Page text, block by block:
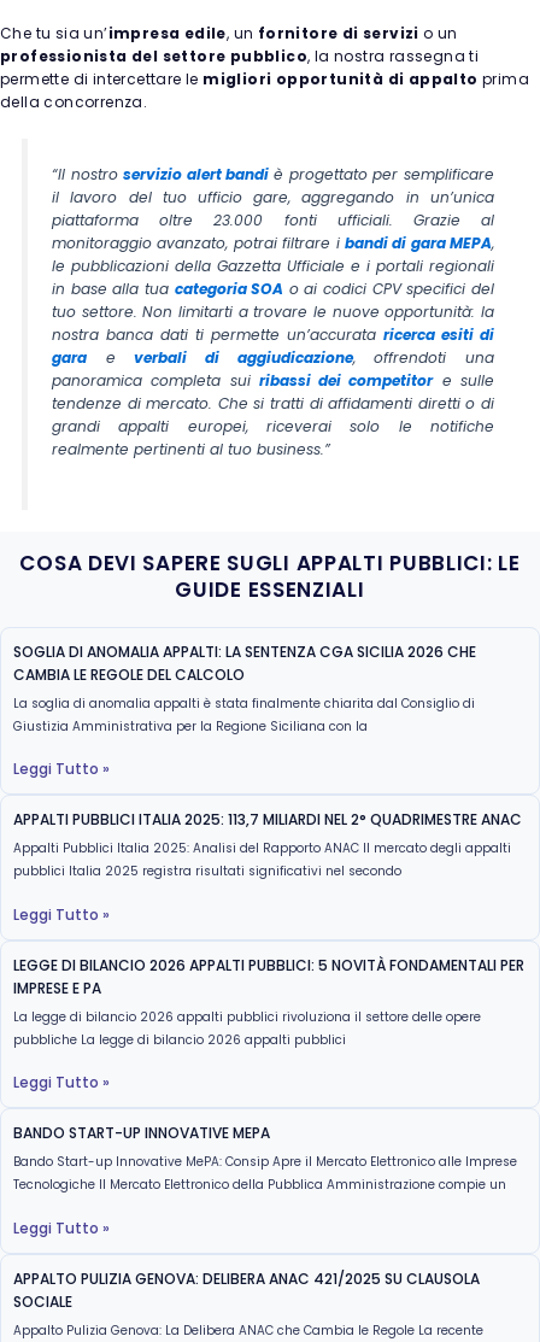
Che tu sia un’impresa edile, un fornitore di servizi o un
professionista del settore pubblico, la nostra rassegna ti
permette di intercettare le migliori opportunità di appalto prima
della concorrenza.
“Il nostroservizio alert bandi è progettato per semplificare
il lavoro del tuo ufficio gare, aggregando in un’unica
piattaforma oltre 23.000 fonti ufficiali. Grazie al
monitoraggio avanzato, potrai filtrare i bandi di gara MEPA,
le pubblicazioni della Gazzetta Ufficiale e i portali regionali
in base alla tua categoria SOA o ai codici CPV specifici del
tuo settore. Non limitarti a trovare le nuove opportunità: la
nostra banca dati ti permette un’accurata ricerca esiti di
gara everbali di aggiudicazione, offrendoti una
panoramica completa sui ribassi dei competitore sulle
tendenze di mercato. Che si tratti di affidamenti diretti o di
grandi appalti europei, riceverai solo le notifiche
realmente pertinenti al tuo business.”
COSA DEVI SAPERE SUGLI APPALTI PUBBLICI: LE
GUIDE ESSENZIALI
SOGLIA DI ANOMALIA APPALTI: LA SENTENZA CGA SICILIA 2026 CHE
CAMBIA LE REGOLE DEL CALCOLO
La soglia di anomalia appalti è stata finalmente chiarita dal Consiglio di
Giustizia Amministrativa per la Regione Siciliana con la
Leggi Tutto »
APPALTI PUBBLICI ITALIA 2025: 113,7 MILIARDI NEL 2° QUADRIMESTRE ANAC
Appalti Pubblici Italia 2025: Analisi del Rapporto ANAC Il mercato degli appalti
pubblici Italia 2025 registra risultati significativi nel secondo
Leggi Tutto »
LEGGE DI BILANCIO 2026 APPALTI PUBBLICI: 5 NOVITÀ FONDAMENTALI PER
IMPRESE E PA
La legge di bilancio 2026 appalti pubblici rivoluziona il settore delle opere
pubbliche La legge di bilancio 2026 appalti pubblici
Leggi Tutto »
BANDO START-UP INNOVATIVE MEPA
Bando Start-up Innovative MePA: Consip Apre il Mercato Elettronico alle Imprese
Tecnologiche Il Mercato Elettronico della Pubblica Amministrazione compie un
Leggi Tutto »
APPALTO PULIZIA GENOVA: DELIBERA ANAC 421/2025 SU CLAUSOLA
SOCIALE
Appalto Pulizia Genova: La Delibera ANAC che Cambia le Regole La recente